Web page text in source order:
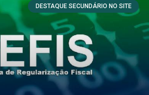
DESTAQUE SECUNDÁRIO NO SITE